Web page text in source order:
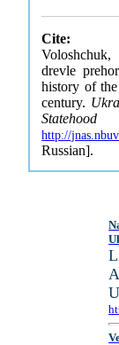
Cite:
drevle
history of
century.
http://
Russian].